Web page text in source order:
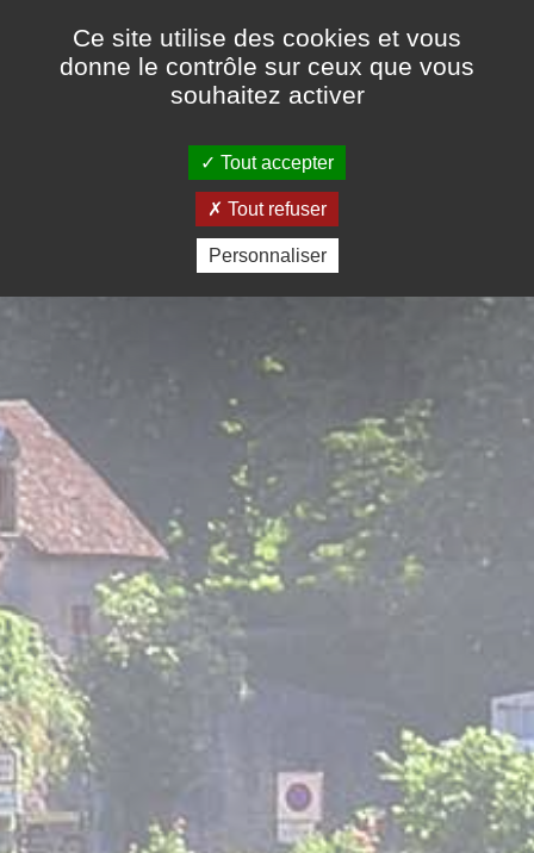
05 53 07 23 73-07 71 18 92 13
Ce site utilise des cookies et vous
donne le contrôle sur ceux que vous
souhaitez activer
Tout accepter
Tout refuser
Personnaliser